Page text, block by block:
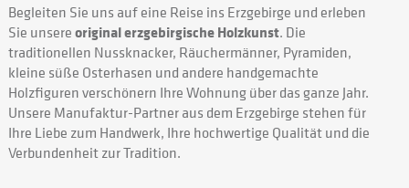
Begleiten Sie uns auf eine Reise ins Erzgebirge und erleben
Sie unsereoriginal erzgebirgische Holzkunst. Die
traditionellen Nussknacker, Räuchermänner, Pyramiden,
kleine süße Osterhasen und andere handgemachte
Holzfiguren verschönern Ihre Wohnung über das ganze Jahr.
Unsere Manufaktur-Partner aus dem Erzgebirge stehen für
Ihre Liebe zum Handwerk, Ihre hochwertige Qualität und die
Verbundenheit zur Tradition.